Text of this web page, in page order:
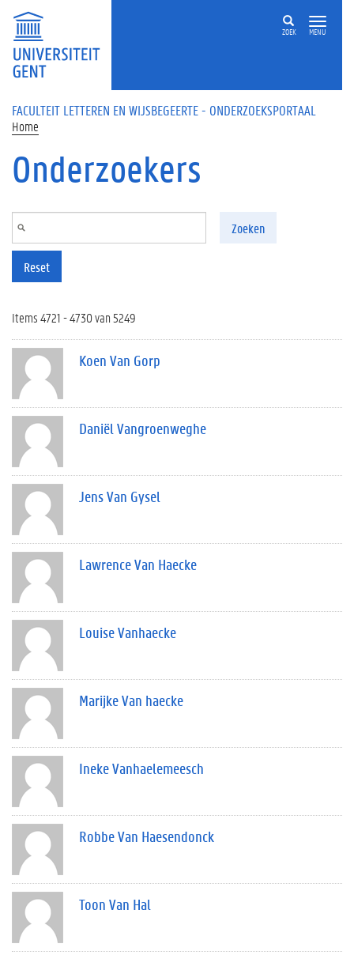
Overslaan en naar de inhoud gaan
ZOEK MENU
FACULTEIT LETTEREN EN WIJSBEGEERTE - ONDERZOEKSPORTAAL
Home
Onderzoekers
Zoeken
Reset
Items 4721 - 4730 van 5249
Koen Van Gorp
Daniël Vangroenweghe
Jens Van Gysel
Lawrence Van Haecke
Louise Vanhaecke
Marijke Van haecke
Ineke Vanhaelemeesch
Robbe Van Haesendonck
Toon Van Hal